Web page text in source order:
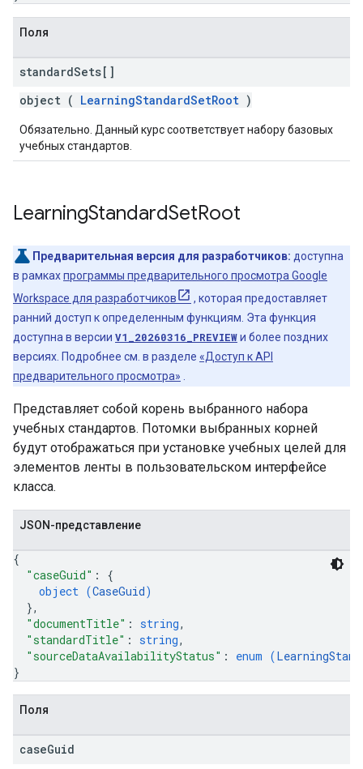
Поля
standardSets[]
object ( LearningStandardSetRoot )
Обязательно. Данный курс соответствует набору базовых
учебных стандартов.
LearningStandardSetRoot
Предварительная версия для разработчиков: доступна
в рамкахпрограммы предварительного просмотра Google
Workspace для разработчиков
, которая предоставляет
ранний доступ к определенным функциям. Эта функция
доступна в версии V1_20260316_PREVIEWи более поздних
версиях. Подробнее см. в разделе «Доступ к API
предварительного просмотра»
Представляет собой корень выбранного набора
учебных стандартов. Потомки выбранных корней
будут отображаться при установке учебных целей для
элементов ленты в пользовательском интерфейсе
класса.
JSON-представление
{
"caseGuid" : {
object (CaseGuid)
},
"documentTitle" : string,
"standardTitle" : string,
"sourceDataAvailabilityStatus" : enum (
}
Поля
caseGuid